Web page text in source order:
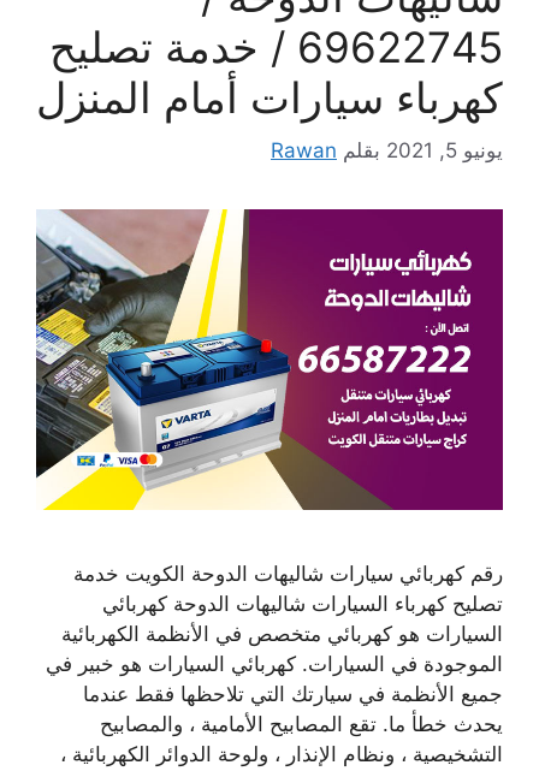
69622745 / خدمة تصليح
كهرباء سيارات أمام المنزل
يونيو 5, 2021 بقلم Rawan
رقم كهربائي سيارات شاليهات الدوحة الكويت خدمة
تصليح كهرباء السيارات شاليهات الدوحة كهربائي
السيارات هو كهربائي متخصص في الأنظمة الكهربائية
الموجودة في السيارات. كهربائي السيارات هو خبير في
جميع الأنظمة في سيارتك التي تلاحظها فقط عندما
يحدث خطأ ما. تقع المصابيح الأمامية ، والمصابيح
التشخيصية ، ونظام الإنذار ، ولوحة الدوائر الكهربائية ،